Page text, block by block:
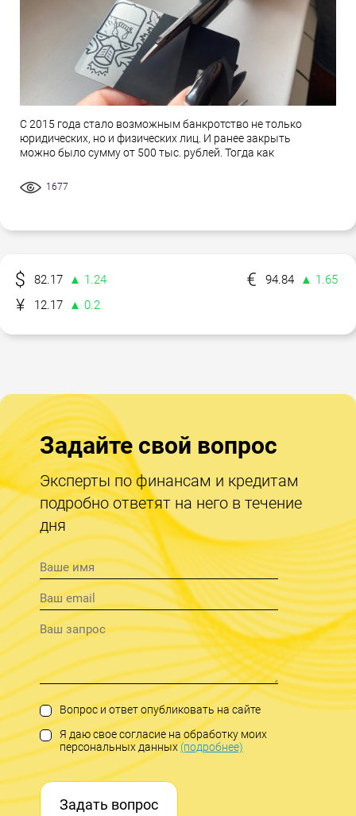
С 2015 года стало возможным банкротство не только
юридических, но и физических лиц. И ранее закрыть
можно было сумму от 500 тыс. рублей. Тогда как
1677
82.17 ▲ 1.24 94.84
▲ 1.65
12.17
▲ 0.2
Задайте свой вопрос
Эксперты по финансам и кредитам
подробно ответят на него в течение
дня
Вопрос и ответ опубликовать на сайте
Я даю свое согласие на обработку моих
персональных данных(подробнее)
Задать вопрос